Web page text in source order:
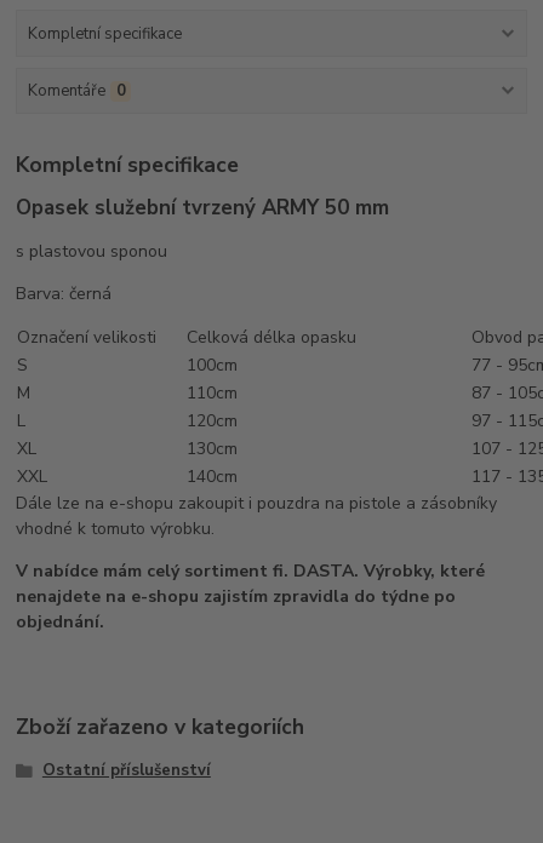
Kompletní specifikace
Komentáře 0
Kompletní specifikace
Opasek služební tvrzený ARMY 50 mm
s plastovou sponou
Barva: černá
Označení velikosti
Celková délka opasku
Obvod
S
100cm
77 -
M
110cm
87 -
L
120cm
97 -
XL
130cm
107 -
XXL
140cm
117 -
Dále lze na e-shopu zakoupit i pouzdra na pistole a zásobníky
vhodné k tomuto výrobku.
V nabídce mám celý sortiment fi. DASTA. Výrobky, které
nenajdete na e-shopu zajistím zpravidla do týdne po
objednání.
Zboží zařazeno v kategoriích
Ostatní příslušenství